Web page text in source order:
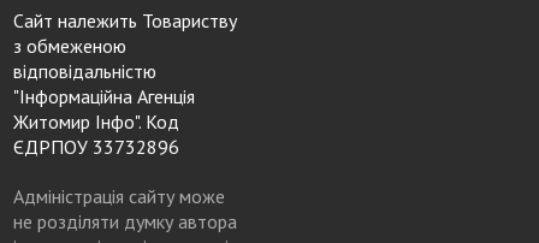
Сайт належить Товариству
з обмеженою
відповідальністю
"Інформаційна Агенція
Житомир Інфо". Код
ЄДРПОУ 33732896
Адміністрація сайту може
не розділяти думку автора